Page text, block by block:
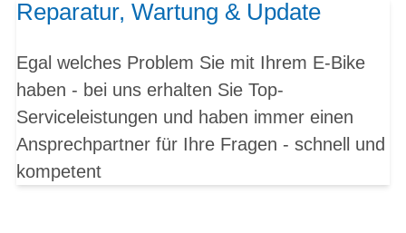
Reparatur, Wartung & Update
Egal welches Problem Sie mit Ihrem E-Bike
haben - bei uns erhalten Sie Top-
Serviceleistungen und haben immer einen
Ansprechpartner für Ihre Fragen - schnell und
kompetent